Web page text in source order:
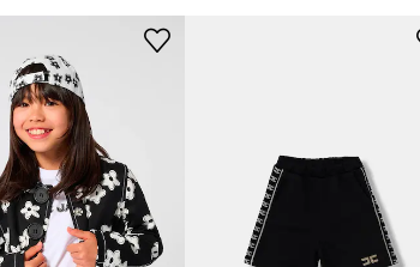
ID Produktu